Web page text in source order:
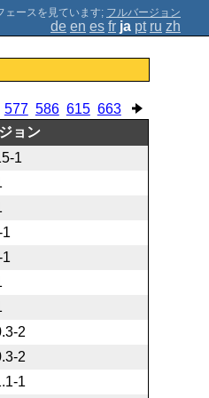
; フルバージョン
de en es fr ja pt ru zh
577 586 615 663
ョン
1
2
2
1